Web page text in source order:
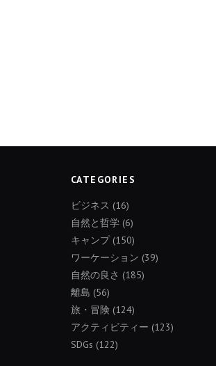
CATEGORIES
ビジネス (16)
自然と哲学 (6)
キャンプ(150)
ワーケーション (39)
自然の良さ (185)
離島 (56)
旅・冒険 (124)
アクティビティー (123)
SDGs (122)